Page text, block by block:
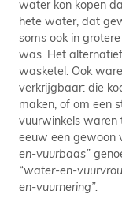
water kon kopen
hete water, dat
soms ook in
was. Het
wasketel. Ook
verkrijgbaar: die
maken, of om een
vuurwinkels
eeuw een gewoon
en-vuurbaas”
“water-en-
en-vuurnering”.